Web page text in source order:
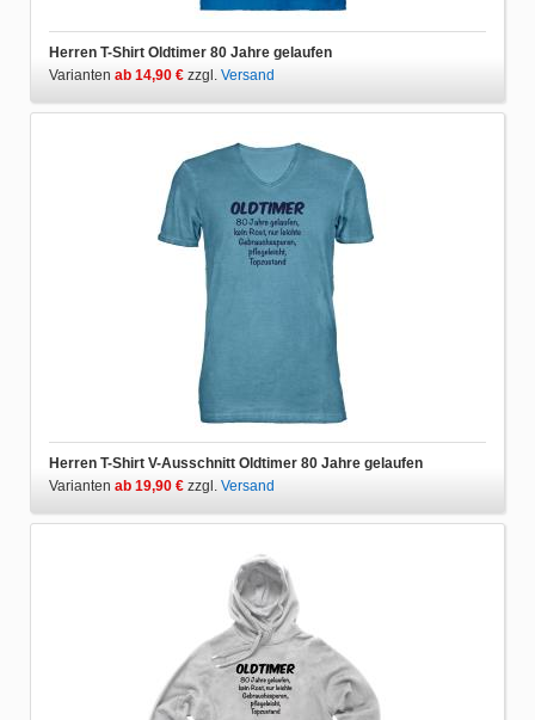
Herren T-Shirt Oldtimer 80 Jahre gelaufen
Varianten ab 14,90 € zzgl. Versand
Herren T-Shirt V-Ausschnitt Oldtimer 80 Jahre gelaufen
Varianten ab 19,90 € zzgl. Versand